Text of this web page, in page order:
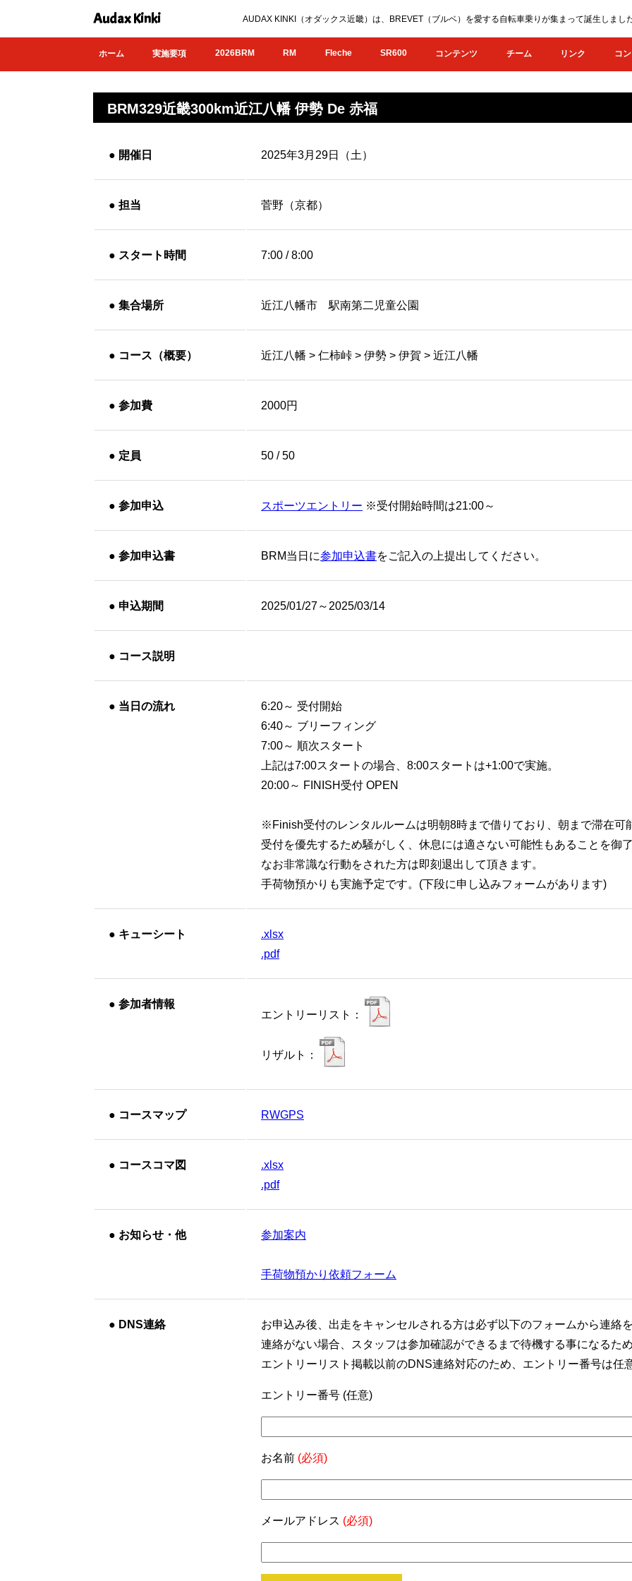
Audax Kinki AUDAX KINKI（オダックス近畿）は、BREVET（ブルベ）を愛する自転車乗りが集まって誕生しまし
ホーム 実施要項 2026BRM RM Fleche SR600 コンテンツ チーム リンク コ
BRM329近畿300km近江八幡 伊勢 De 赤福
● 開催日 2025年3月29日（土）
● 担当 菅野（京都）
● スタート時間 7:00 / 8:00
● 集合場所 近江八幡市 駅南第二児童公園
● コース（概要） 近江八幡 > 仁柿峠 > 伊勢 > 伊賀 > 近江八幡
● 参加費 2000円
● 定員 50 / 50
● 参加申込 スポーツエントリー ※受付開始時間は21:00～
● 参加申込書 BRM当日に参加申込書をご記入の上提出してください。
● 申込期間 2025/01/27～2025/03/14
● コース説明
● 当日の流れ
6:20～ 受付開始
6:40～ ブリーフィング
7:00～ 順次スタート
上記は7:00スタートの場合、8:00スタートは+1:00で実施。
20:00～ FINISH受付 OPEN
※Finish受付のレンタルルームは明朝8時まで借りており、朝まで滞在可
受付を優先するため騒がしく、休息には適さない可能性もあることを御了
なお非常識な行動をされた方は即刻退出して頂きます。
手荷物預かりも実施予定です。(下段に申し込みフォームがあります)
● キューシート
.xlsx
.pdf
● 参加者情報
エントリーリスト：
リザルト：
● コースマップ RWGPS
● コースコマ図
.xlsx
.pdf
● お知らせ・他 参加案内
手荷物預かり依頼フォーム
● DNS連絡
お申込み後、出走をキャンセルされる方は必ず以下のフォームから連絡
連絡がない場合、スタッフは参加確認ができるまで待機する事になるた
エントリーリスト掲載以前のDNS連絡対応のため、エントリー番号は任
エントリー番号 (任意)
お名前 (必須)
メールアドレス (必須)